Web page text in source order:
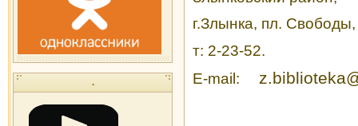
.
г.Злынка, пл.
т: 2-23-52.
E-mail: